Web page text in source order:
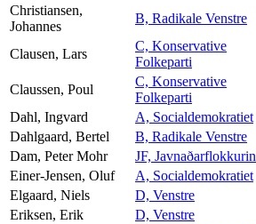
Christiansen,
Johannes
B, Radikale Venstre
Clausen, Lars
C, Konservative
Folkeparti
Claussen, Poul
C, Konservative
Folkeparti
Dahl, Ingvard
A, Socialdemokratiet
Dahlgaard, Bertel
B, Radikale Venstre
Dam, Peter Mohr
JF, Javnaðarflokkurin
Einer-Jensen, Oluf
A, Socialdemokratiet
Elgaard, Niels
D, Venstre
Eriksen, Erik
D, Venstre